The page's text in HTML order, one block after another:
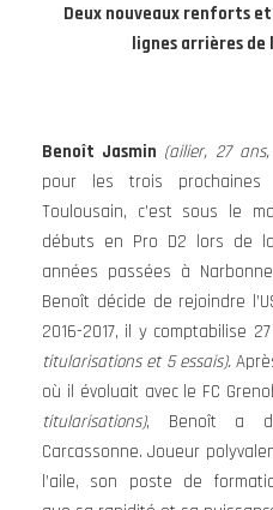
Deux nouveaux renforts
lignes arrières de
Benoît Jasmin (ailier, 27
pour les trois prochaines
Toulousain, c’est sous le
débuts en Pro D2 lors de
années passées à Narbonne
Benoît décide de rejoindre
2016-2017, il y comptabilise
titularisations et 5 essais).
où il évoluait avec le FC
titularisations), Benoît a
Carcassonne. Joueur
l’aile, son poste de